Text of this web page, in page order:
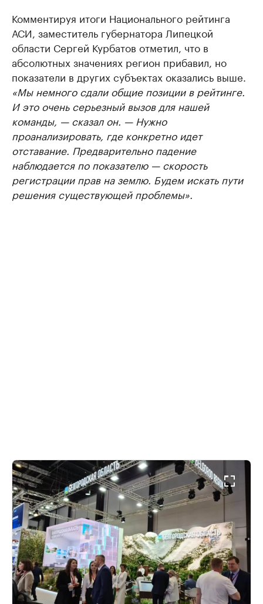
Комментируя итоги Национального рейтинга
АСИ, заместитель губернатора Липецкой
области Сергей Курбатов отметил, что в
абсолютных значениях регион прибавил, но
показатели в других субъектах оказались выше.
«Мы немного сдали общие позиции в рейтинге.
И это очень серьезный вызов для нашей
команды, — сказал он. — Нужно
проанализировать, где конкретно идет
отставание. Предварительно падение
наблюдается по показателю — скорость
регистрации прав на землю. Будем искать пути
решения существующей проблемы».